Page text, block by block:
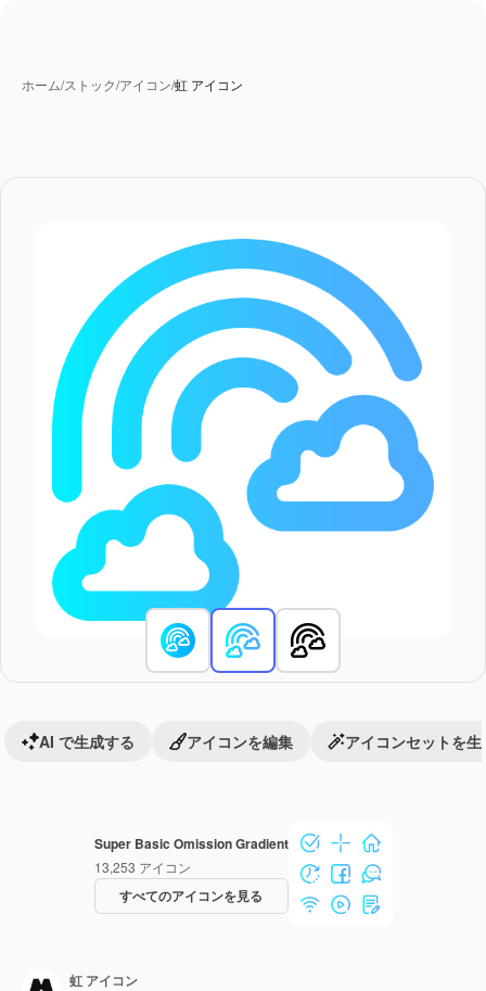
ホーム/ストック/アイコン/虹 アイコン
Super Basic Omission Gradient
13,253 アイコン
すべてのアイコンを見る
AI で生成する アイコンを編集 アイコンセットを生
虹 アイコン